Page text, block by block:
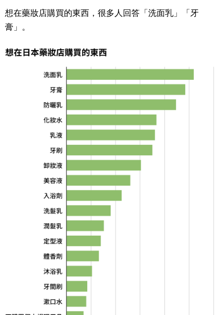
想在藥妝店購買的東西，很多人回答「洗面乳」「牙
膏」。